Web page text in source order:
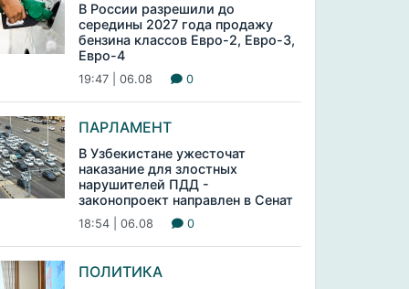
В России разрешили до
середины 2027 года продажу
бензина классов Евро-2, Евро-3,
Евро-4
19:47 | 06.08 0
ПАРЛАМЕНТ
В Узбекистане ужесточат
наказание для злостных
нарушителей ПДД -
законопроект направлен в Сенат
18:54 | 06.08 0
ПОЛИТИКА